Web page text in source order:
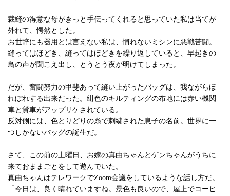
裁縫の得意な母がきっと手伝ってくれると思っていた私は当てが
外れて、愕然とした。
お世辞にも器用とは言えない私は、慣れないミシンに悪戦苦闘。
縫ってはほどき、縫ってはほどきを繰り返していると、早起きの
鳥の声が聞こえ出し、とうとう夜が明けてしまった。
だが、奮闘努力の甲斐あって縫い上がったバッグは、我ながらほ
れぼれする出来だった。紺色のキルティングの布地には赤い機関
車と貨車がアップリケされている。
反対側には、色とりどりの糸で刺繍された息子の名前。世界に一
つしかないバッグの誕生だ。
さて、この前の土曜日、お嫁の真由ちゃんとゲンちゃんがうちに
来ておままごとをして遊んでいた。
真由ちゃんはテレワークでZoom会議をしているような話し方だ。
「今日は、良く晴れていますね。景色も良いので、屋上でコーヒ